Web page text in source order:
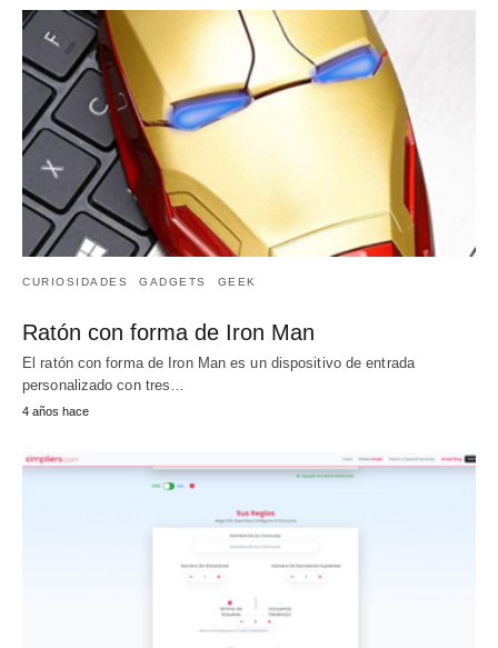
CURIOSIDADES GADGETS GEEK
Ratón con forma de Iron Man
El ratón con forma de Iron Man es un dispositivo de entrada
personalizado con tres…
4 años hace